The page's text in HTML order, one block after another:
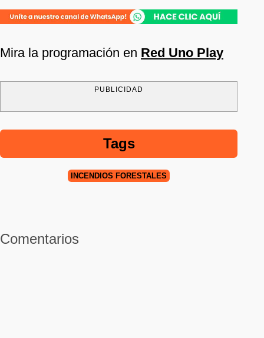
Mira la programación en Red Uno Play
PUBLICIDAD
Tags
INCENDIOS FORESTALES
Comentarios